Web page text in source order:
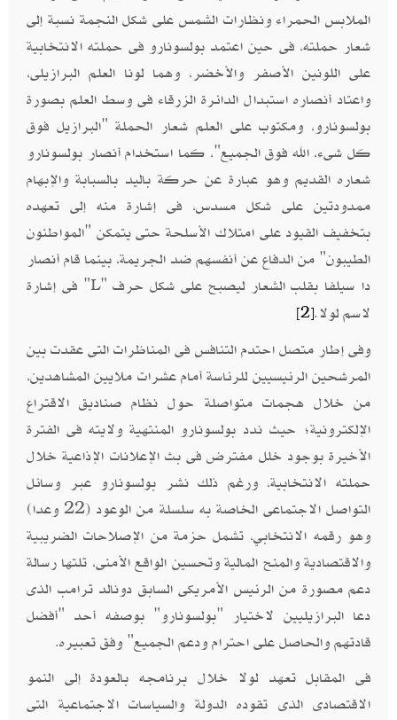
الملابس الحمراء ونظارات الشمس على شكل النجمة نسبة إلى
شعار حملته، فى حين اعتمد بولسونارو فى حملته الانتخابية
على اللونين الأصفر والأخضر، وهما لونا العلم البرازيلى،
واعتاد أنصاره استبدال الدائرة الزرقاء فى وسط العلم بصورة
بولسونارو، ومكتوب على العلم شعار الحملة "البرازيل فوق
كل شىء، الله فوق الجميع"، كما استخدام أنصار بولسونارو
شعاره القديم وهو عبارة عن حركة باليد بالسبابة والإبهام
ممدودتين على شكل مسدس، فى إشارة منه إلى تعهده
بتخفيف القيود على امتلاك الأسلحة حتى يتمكن "المواطنون
الطيبون" من الدفاع عن أنفسهم ضد الجريمة، بينما قام أنصار
دا سيلفا بقلب الشعار ليصبح على شكل حرف "L" فى إشارة
لاسم لولا.[2]
وفى إطار متصل احتدم التنافس فى المناظرات التى عقدت بين
المرشحين الرئيسيين للرئاسة أمام عشرات ملايين المشاهدين،
من خلال هجمات متواصلة حول نظام صناديق الاقتراع
الإلكترونية؛ حيث ندد بولسونارو المنتهية ولايته فى الفترة
الأخيرة بوجود خلل مفترض فى بث الإعلانات الإذاعية خلال
حملته الانتخابية، ورغم ذلك نشر بولسونارو عبر وسائل
التواصل الاجتماعى الخاصة به سلسلة من الوعود (22 وعدا)
وهو رقمه الانتخابي، تشمل حزمة من الإصلاحات الضريبية
والاقتصادية والمنح المالية وتحسين الواقع الأمنى، تلتها رسالة
دعم مصورة من الرئيس الأمريكى السابق دونالد ترامب الذى
دعا البرازيليين لاختيار "بولسونارو" بوصفه أحد "أفضل
قادتهم والحاصل على احترام ودعم الجميع" وفق تعبيره.
فى المقابل تعهد لولا خلال برنامجه بالعودة إلى النمو
الاقتصادى الذى تقوده الدولة والسياسات الاجتماعية التى